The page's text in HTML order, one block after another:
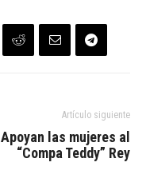
Artículo siguiente
Apoyan las mujeres al
“Compa Teddy” Rey